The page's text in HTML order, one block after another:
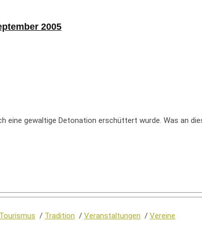
2005
eine gewaltige Detonation erschüttert wurde. Was an
Tourismus / Tradition / Veranstaltungen / Vereine